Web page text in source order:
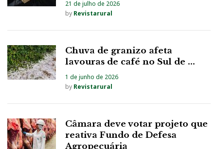
21 de julho de 2026
by Revistarural
Chuva de granizo afeta
lavouras de café no Sul de ...
1 de junho de 2026
by Revistarural
Câmara deve votar projeto que
reativa Fundo de Defesa
Agropecuária